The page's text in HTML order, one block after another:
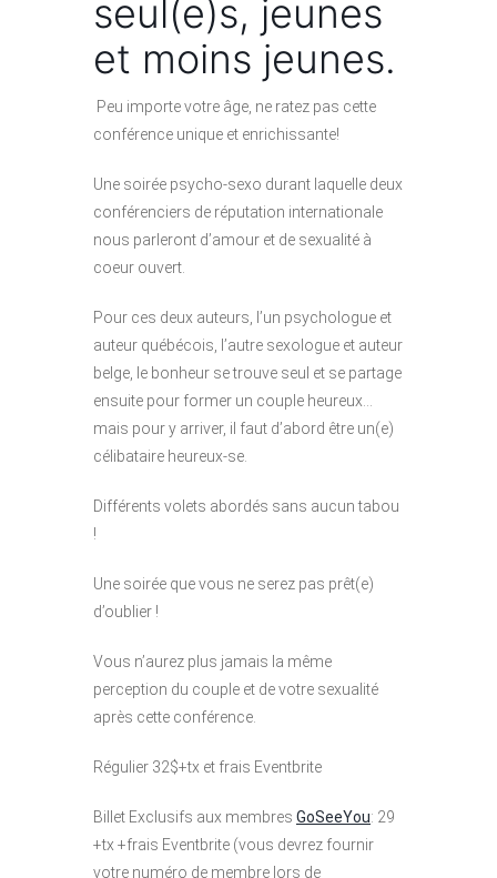
seul(e)s, jeunes
et moins jeunes.
Peu importe votre âge, ne ratez pas cette
conférence unique et enrichissante!
Une soirée psycho-sexo durant laquelle deux
conférenciers de réputation internationale
nous parleront d’amour et de sexualité à
coeur ouvert.
Pour ces deux auteurs, l’un psychologue et
auteur québécois, l’autre sexologue et auteur
belge, le bonheur se trouve seul et se partage
ensuite pour former un couple heureux…
mais pour y arriver, il faut d’abord être un(e)
célibataire heureux-se.
Différents volets abordés sans aucun tabou
!
Une soirée que vous ne serez pas prêt(e)
d’oublier !
Vous n’aurez plus jamais la même
perception du couple et de votre sexualité
après cette conférence.
Régulier 32$+tx et frais Eventbrite
Billet Exclusifs aux membres GoSeeYou: 29
+tx +frais Eventbrite (vous devrez fournir
votre numéro de membre lors de